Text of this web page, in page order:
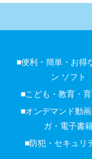
■便利・簡単・お得
ン ソフト
■こども・教育・
■オンデマンド動
ガ・電子書
■防犯・セキュリ